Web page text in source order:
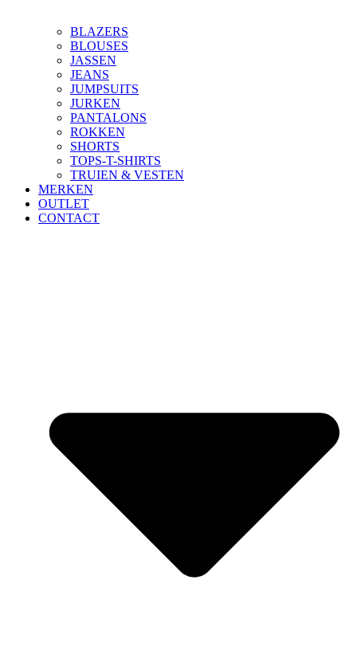
BLAZERS
BLOUSES
JASSEN
JEANS
JUMPSUITS
JURKEN
PANTALONS
ROKKEN
SHORTS
TOPS-T-SHIRTS
TRUIEN & VESTEN
MERKEN
OUTLET
CONTACT